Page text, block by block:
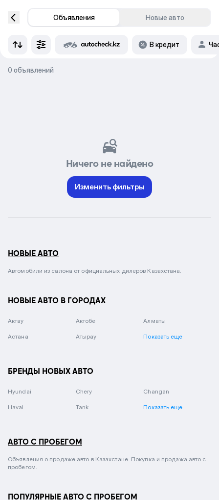
Объявления Новые авто
В кредит
0 объявлений
Ничего не найдено
Изменить фильтры
НОВЫЕ АВТО
Автомобили из салона от официальных дилеров Казахстана.
НОВЫЕ АВТО В ГОРОДАХ
Актау Актобе Алматы
Астана Атырау Показать еще
БРЕНДЫ НОВЫХ АВТО
Hyundai Chery Changan
Haval Tank Показать еще
АВТО С ПРОБЕГОМ
Объявления о продаже авто в Казахстане. Покупка и продажа авто с
пробегом.
ПОПУЛЯРНЫЕ АВТО С ПРОБЕГОМ